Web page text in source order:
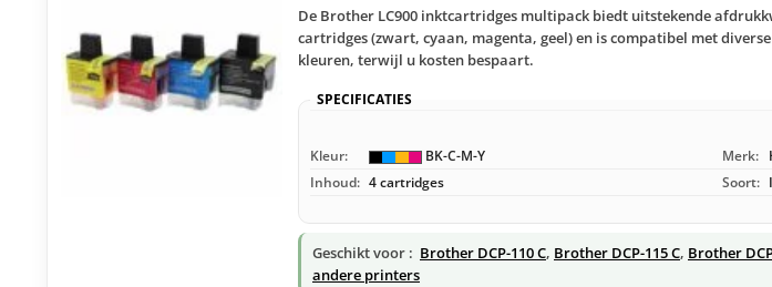
De Brother LC900 inktcartridges multipack biedt uitstekende
cartridges (zwart, cyaan, magenta, geel) en is compatibel met
kleuren, terwijl u kosten bespaart.
SPECIFICATIES
Kleur: BK-C-M-Y Merk:
Inhoud: 4 cartridges Soort:
Geschikt voor : Brother DCP-110 C, Brother DCP-115 C, Brother
andere printers